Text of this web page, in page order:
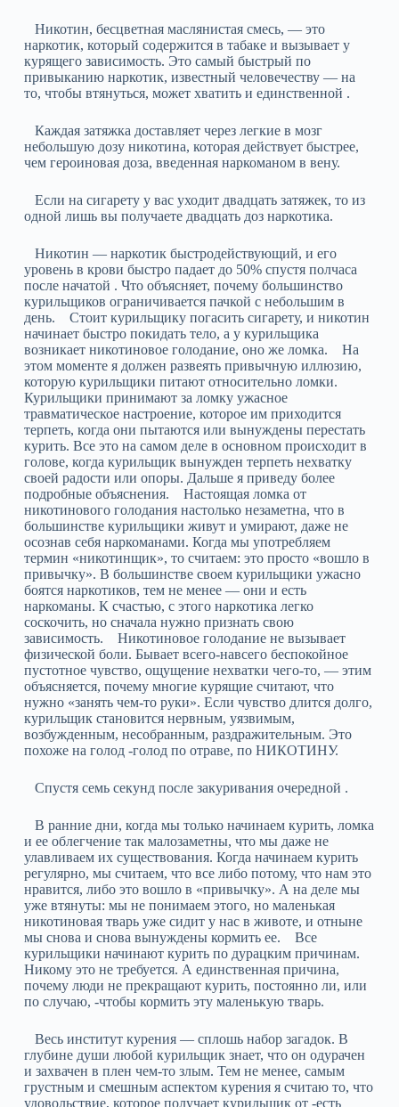
Никотин, бесцветная маслянистая смесь, — это
наркотик, который содержится в табаке и вызывает у
курящего зависимость. Это самый быстрый по
привыканию наркотик, известный человечеству — на
то, чтобы втянуться, может хватить и единственной .
Каждая затяжка доставляет через легкие в мозг
небольшую дозу никотина, которая действует быстрее,
чем героиновая доза, введенная наркоманом в вену.
Если на сигарету у вас уходит двадцать затяжек, то из
одной лишь вы получаете двадцать доз наркотика.
Никотин — наркотик быстродействующий, и его
уровень в крови быстро падает до 50% спустя полчаса
после начатой . Что объясняет, почему большинство
курильщиков ограничивается пачкой с небольшим в
день. Стоит курильщику погасить сигарету, и никотин
начинает быстро покидать тело, а у курильщика
возникает никотиновое голодание, оно же ломка. На
этом моменте я должен развеять привычную иллюзию,
которую курильщики питают относительно ломки.
Курильщики принимают за ломку ужасное
травматическое настроение, которое им приходится
терпеть, когда они пытаются или вынуждены перестать
курить. Все это на самом деле в основном происходит в
голове, когда курильщик вынужден терпеть нехватку
своей радости или опоры. Дальше я приведу более
подробные объяснения. Настоящая ломка от
никотинового голодания настолько незаметна, что в
большинстве курильщики живут и умирают, даже не
осознав себя наркоманами. Когда мы употребляем
термин «никотинщик», то считаем: это просто «вошло в
привычку». В большинстве своем курильщики ужасно
боятся наркотиков, тем не менее — они и есть
наркоманы. К счастью, с этого наркотика легко
соскочить, но сначала нужно признать свою
зависимость. Никотиновое голодание не вызывает
физической боли. Бывает всего-навсего беспокойное
пустотное чувство, ощущение нехватки чего-то, — этим
объясняется, почему многие курящие считают, что
нужно «занять чем-то руки». Если чувство длится долго,
курильщик становится нервным, уязвимым,
возбужденным, несобранным, раздражительным. Это
похоже на голод -голод по отраве, по НИКОТИНУ.
Спустя семь секунд после закуривания очередной .
В ранние дни, когда мы только начинаем курить, ломка
и ее облегчение так малозаметны, что мы даже не
улавливаем их существования. Когда начинаем курить
регулярно, мы считаем, что все либо потому, что нам это
нравится, либо это вошло в «привычку». А на деле мы
уже втянуты: мы не понимаем этого, но маленькая
никотиновая тварь уже сидит у нас в животе, и отныне
мы снова и снова вынуждены кормить ее. Все
курильщики начинают курить по дурацким причинам.
Никому это не требуется. А единственная причина,
почему люди не прекращают курить, постоянно ли, или
по случаю, -чтобы кормить эту маленькую тварь.
Весь институт курения — сплошь набор загадок. В
глубине души любой курильщик знает, что он одурачен
и захвачен в плен чем-то злым. Тем не менее, самым
грустным и смешным аспектом курения я считаю то, что
удовольствие, которое получает курильщик от -есть